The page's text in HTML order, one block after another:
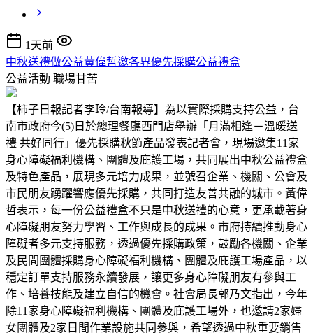
1天前
中秋送禮做公益黃偉哲邀各界優先採購公益禮盒
公益活動 職場甘苦
【柿子日報記者李玲/台南報導】為以實際採購支持公益，台
南市政府今(5)日於總理餐廳西門店舉辦「月滿相逢－溫暖送
禮 共好同行」優先採購秋節產品發表記者會，現場邀集11家
身心障礙福利機構、團體及庇護工場，共同展出中秋公益禮盒
及特色產品，展現多元培力成果，並號召企業、機關、公會及
市民朋友踴躍響應優先採購，共同打造友善共融的城市。黃偉
哲表示，每一份公益禮盒不只是中秋送禮的心意，更承載著身
心障礙朋友努力學習、工作與成長的成果。市府持續推動身心
障礙者多元支持服務，透過優先採購政策，鼓勵各機關、企業
及民間團體採購身心障礙福利機構、團體及庇護工場產品，以
穩定訂單支持服務永續發展，讓更多身心障礙朋友有參與工
作、培養技能及建立自信的機會。社會局長郭乃文指出，今年
除11家身心障礙福利機構、團體及庇護工場外，也邀請2家婦
女團體及2家日間作業設施共同參與，希望透過中秋重要銷售